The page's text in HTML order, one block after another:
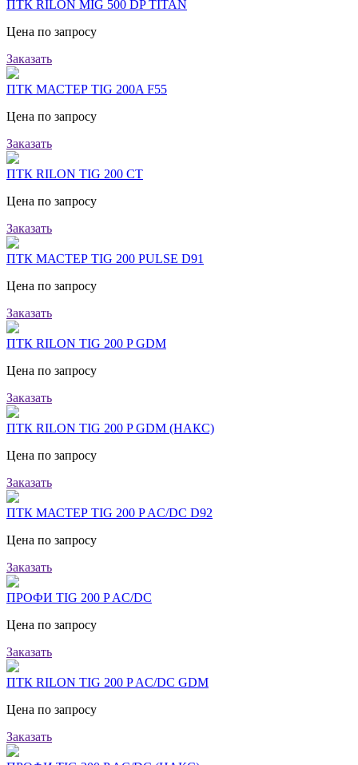
ПТК RILON MIG 500 DP TITAN
Цена по запросу
Заказать
ПТК МАСТЕР TIG 200A F55
Цена по запросу
Заказать
ПТК RILON TIG 200 CT
Цена по запросу
Заказать
ПТК МАСТЕР TIG 200 PULSE D91
Цена по запросу
Заказать
ПТК RILON TIG 200 P GDM
Цена по запросу
Заказать
ПТК RILON TIG 200 P GDM (НАКС)
Цена по запросу
Заказать
ПТК МАСТЕР TIG 200 P AC/DC D92
Цена по запросу
Заказать
ПРОФИ TIG 200 P AC/DC
Цена по запросу
Заказать
ПТК RILON TIG 200 P AC/DC GDM
Цена по запросу
Заказать